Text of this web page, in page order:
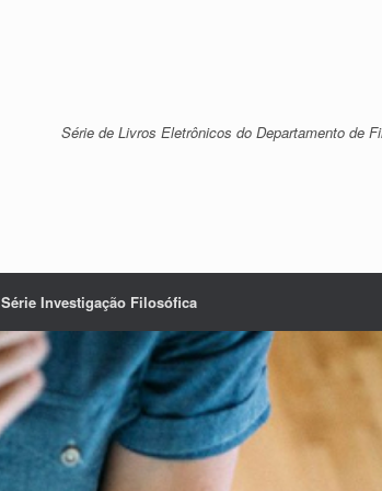
Série de Livros Eletrônicos do Departamento de
Série Investigação Filosófica